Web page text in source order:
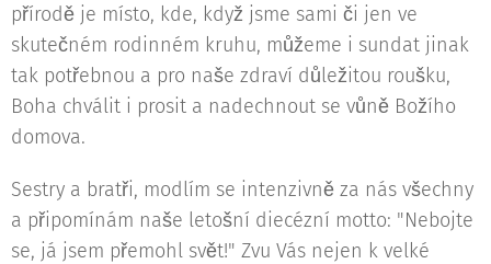
přírodě je místo, kde, když jsme sami či jen ve
skutečném rodinném kruhu, můžeme i sundat jinak
tak potřebnou a pro naše zdraví důležitou roušku,
Boha chválit i prosit a nadechnout se vůně Božího
domova.
Sestry a bratři, modlím se intenzivně za nás všechny
a připomínám naše letošní diecézní motto: "Nebojte
se, já jsem přemohl svět!" Zvu Vás nejen k velké